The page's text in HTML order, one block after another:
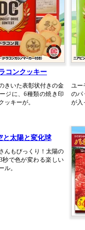
コンクッキー
きいた表彰状付きの金
ジに、6種類の焼き印
ッキーが。
ユー
のパ
が入
と太陽と変化球
んもびっくり！太陽の
秒で色が変わる楽しい
ル。